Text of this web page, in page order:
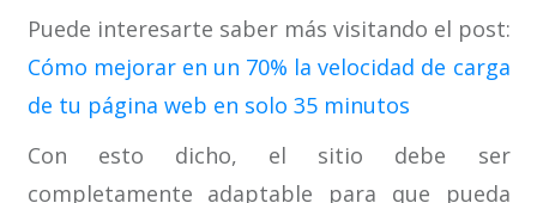
Puede interesarte saber más visitando el post:
Cómo mejorar en un 70% la velocidad de carga
de tu página web en solo 35 minutos
Con esto dicho, el sitio debe ser
completamente adaptable para que pueda